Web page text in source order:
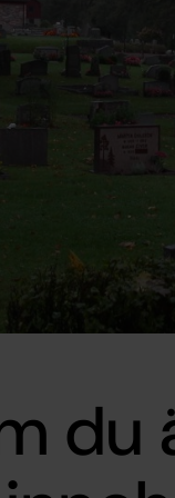
du